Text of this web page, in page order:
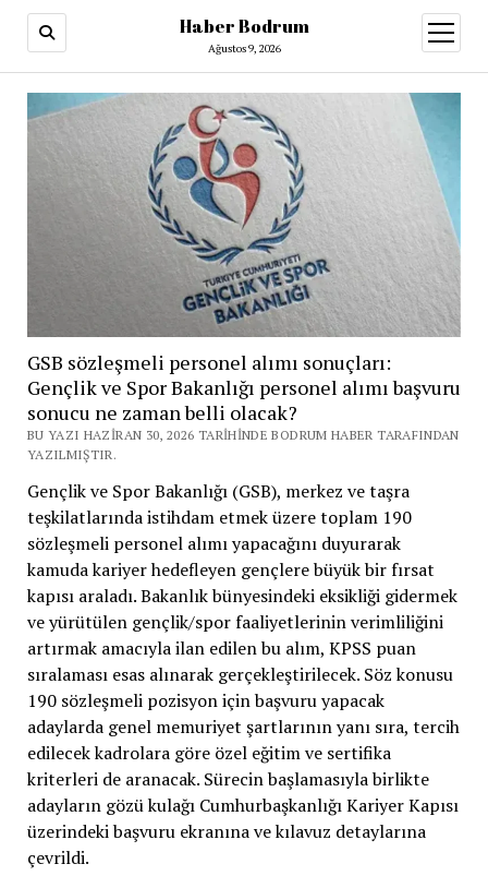
Haber Bodrum
Ağustos 9, 2026
aç
GSB sözleşmeli personel alımı sonuçları:
Gençlik ve Spor Bakanlığı personel alımı başvuru
sonucu ne zaman belli olacak?
BU YAZI HAZIRAN 30, 2026 TARIHINDE BODRUM HABER TARAFINDAN
YAZILMIŞTIR.
Gençlik ve Spor Bakanlığı (GSB), merkez ve taşra
teşkilatlarında istihdam etmek üzere toplam 190
sözleşmeli personel alımı yapacağını duyurarak
kamuda kariyer hedefleyen gençlere büyük bir fırsat
kapısı araladı. Bakanlık bünyesindeki eksikliği gidermek
ve yürütülen gençlik/spor faaliyetlerinin verimliliğini
artırmak amacıyla ilan edilen bu alım, KPSS puan
sıralaması esas alınarak gerçekleştirilecek. Söz konusu
190 sözleşmeli pozisyon için başvuru yapacak
adaylarda genel memuriyet şartlarının yanı sıra, tercih
edilecek kadrolara göre özel eğitim ve sertifika
kriterleri de aranacak. Sürecin başlamasıyla birlikte
adayların gözü kulağı Cumhurbaşkanlığı Kariyer Kapısı
üzerindeki başvuru ekranına ve kılavuz detaylarına
çevrildi.